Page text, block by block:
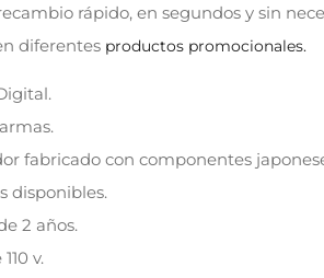
rápido, en segundos y sin
diferentes productos promocionales.
fabricado con componentes
disponibles.
2 años.
v.